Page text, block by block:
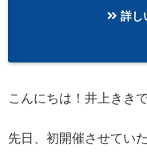
詳し
こんにちは！井上ききで
先日、初開催させてい